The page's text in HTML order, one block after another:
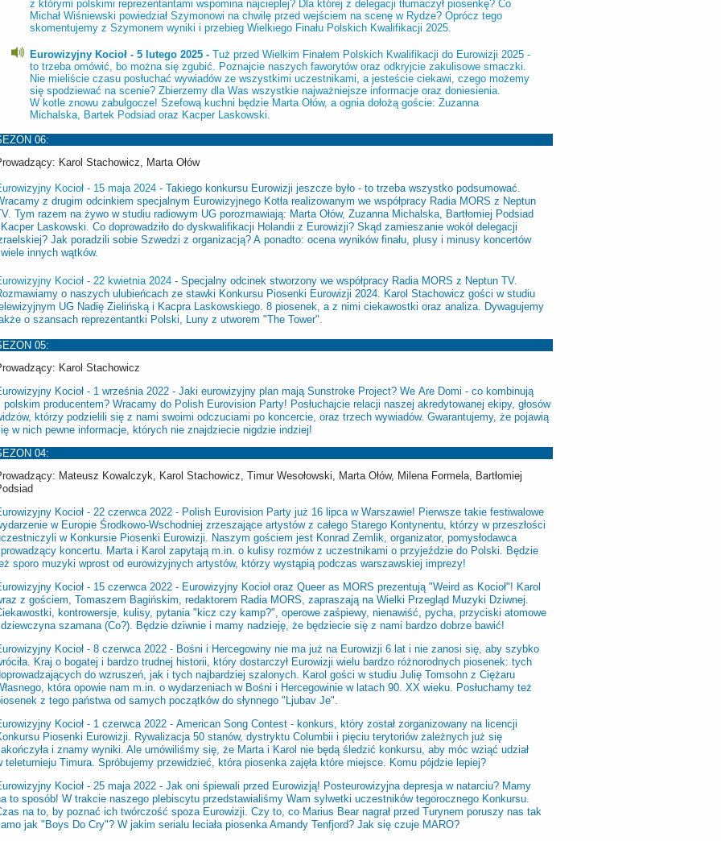
z którymi polskimi reprezentantami wspomina najcieplej? Dla której z delegacji tłumaczył piosenkę? Co
Michał Wiśniewski powiedział Szymonowi na chwilę przed wejściem na scenę w Rydze? Oprócz tego
skomentujemy z Szymonem wyniki i przebieg Wielkiego Finału Polskich Kwalifikacji 2025.
Eurowizyjny Kocioł - 5 lutego 2025 - Tuż przed Wielkim Finałem Polskich Kwalifikacji do Eurowizji 2025 -
to trzeba omówić, bo można się zgubić. Poznajcie naszych faworytów oraz odkryjcie zakulisowe smaczki.
Nie mieliście czasu posłuchać wywiadów ze wszystkimi uczestnikami, a jesteście ciekawi, czego możemy
się spodziewać na scenie? Zbierzemy dla Was wszystkie najważniejsze informacje oraz doniesienia.
W kotle znowu zabulgocze! Szefową kuchni będzie Marta Ołów, a ognia dołożą goście: Zuzanna
Michalska, Bartek Podsiad oraz Kacper Laskowski.
06:
Karol Stachowicz, Marta Ołów
Kocioł - 15 maja 2024 - Takiego konkursu Eurowizji jeszcze było - to trzeba wszystko podsumować.
z drugim odcinkiem specjalnym Eurowizyjnego Kotła realizowanym we współpracy Radia MORS z Neptun
Tym razem na żywo w studiu radiowym UG porozmawiają: Marta Ołów, Zuzanna Michalska, Bartłomiej Podsiad
Laskowski. Co doprowadziło do dyskwalifikacji Holandii z Eurowizji? Skąd zamieszanie wokół delegacji
Jak poradzili sobie Szwedzi z organizacją? A ponadto: ocena wyników finału, plusy i minusy koncertów
innych wątków.
Kocioł - 22 kwietnia 2024 - Specjalny odcinek stworzony we współpracy Radia MORS z Neptun TV.
o naszych ulubieńcach ze stawki Konkursu Piosenki Eurowizji 2024. Karol Stachowicz gości w studiu
UG Nadię Zielińską i Kacpra Laskowskiego. 8 piosenek, a z nimi ciekawostki oraz analiza. Dywagujemy
o szansach reprezentantki Polski, Luny z utworem "The Tower".
05:
Karol Stachowicz
Kocioł - 1 września 2022 - Jaki eurowizyjny plan mają Sunstroke Project? We Are Domi - co kombinują
polskim producentem? Wracamy do Polish Eurovision Party! Posłuchajcie relacji naszej akredytowanej ekipy, głosów
którzy podzielili się z nami swoimi odczuciami po koncercie, oraz trzech wywiadów. Gwarantujemy, że pojawią
w nich pewne informacje, których nie znajdziecie nigdzie indziej!
04:
Mateusz Kowalczyk, Karol Stachowicz, Timur Wesołowski, Marta Ołów, Milena Formela, Bartłomiej
Kocioł - 22 czerwca 2022 - Polish Eurovision Party już 16 lipca w Warszawie! Pierwsze takie festiwalowe
w Europie Środkowo-Wschodniej zrzeszające artystów z całego Starego Kontynentu, którzy w przeszłości
w Konkursie Piosenki Eurowizji. Naszym gościem jest Konrad Zemlik, organizator, pomysłodawca
koncertu. Marta i Karol zapytają m.in. o kulisy rozmów z uczestnikami o przyjeździe do Polski. Będzie
sporo muzyki wprost od eurowizyjnych artystów, którzy wystąpią podczas warszawskiej imprezy!
Kocioł - 15 czerwca 2022 - Eurowizyjny Kocioł oraz Queer as MORS prezentują "Weird as Kocioł"! Karol
z gościem, Tomaszem Bagińskim, redaktorem Radia MORS, zapraszają na Wielki Przegląd Muzyki Dziwnej.
kontrowersje, kulisy, pytania "kicz czy kamp?", operowe zaśpiewy, nienawiść, pycha, przyciski atomowe
szamana (Co?). Będzie dziwnie i mamy nadzieję, że będziecie się z nami bardzo dobrze bawić!
Kocioł - 8 czerwca 2022 - Bośni i Hercegowiny nie ma już na Eurowizji 6 lat i nie zanosi się, aby szybko
Kraj o bogatej i bardzo trudnej historii, który dostarczył Eurowizji wielu bardzo różnorodnych piosenek: tych
do wzruszeń, jak i tych najbardziej szalonych. Karol gości w studiu Julię Tomsohn z Ciężaru
która opowie nam m.in. o wydarzeniach w Bośni i Hercegowinie w latach 90. XX wieku. Posłuchamy też
z tego państwa od samych początków do słynnego "Ljubav Je".
Kocioł - 1 czerwca 2022 - American Song Contest - konkurs, który został zorganizowany na licencji
Piosenki Eurowizji. Rywalizacja 50 stanów, dystryktu Columbii i pięciu terytoriów zależnych już się
i znamy wyniki. Ale umówiliśmy się, że Marta i Karol nie będą śledzić konkursu, aby móc wziąć udział
teleturnieju Timura. Spróbujemy przewidzieć, która piosenka zajęła które miejsce. Komu pójdzie lepiej?
Kocioł - 25 maja 2022 - Jak oni śpiewali przed Eurowizją! Posteurowizyjna depresja w natarciu? Mamy
to sposób! W trakcie naszego plebiscytu przedstawialiśmy Wam sylwetki uczestników tegorocznego Konkursu.
na to, by poznać ich twórczość spoza Eurowizji. Czy to, co Marius Bear nagrał przed Turynem poruszy nas tak
jak "Boys Do Cry"? W jakim serialu leciała piosenka Amandy Tenfjord? Jak się czuje MARO?